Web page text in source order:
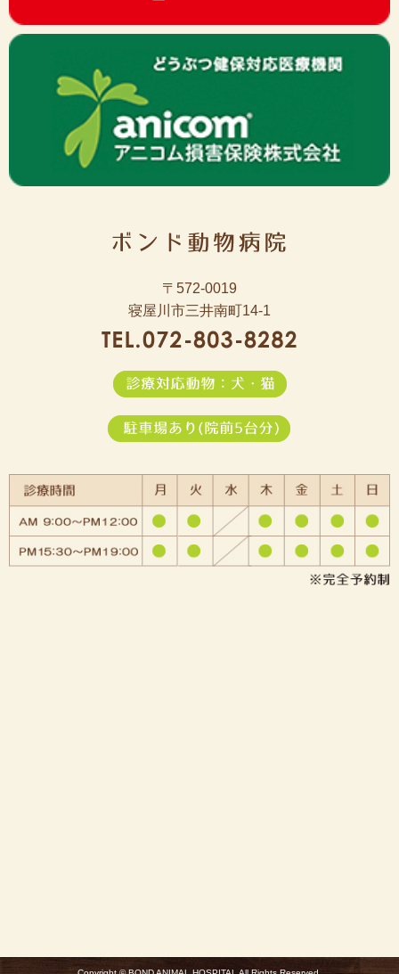
〒572-0019
寝屋川市三井南町14-1